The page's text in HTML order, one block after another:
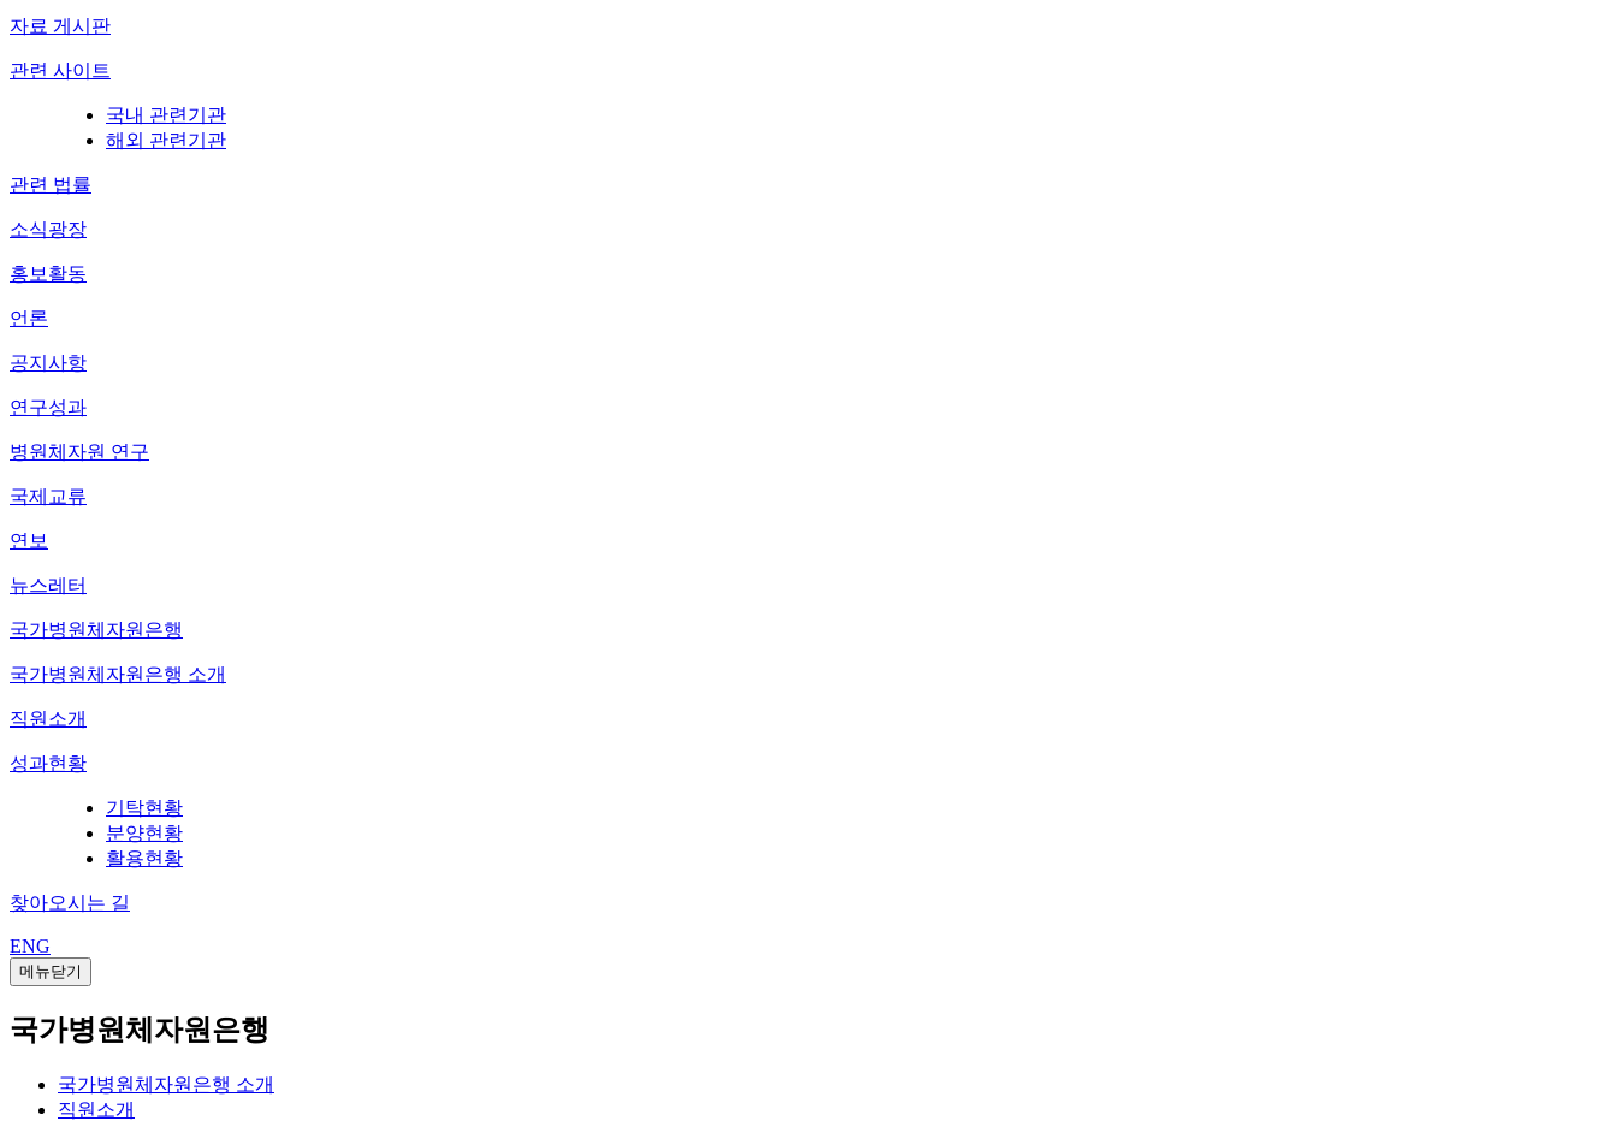
자료 게시판
관련 사이트
국내 관련기관
해외 관련기관
관련 법률
소식광장
홍보활동
언론
공지사항
연구성과
병원체자원 연구
국제교류
연보
뉴스레터
국가병원체자원은행
국가병원체자원은행 소개
직원소개
성과현황
기탁현황
분양현황
활용현황
찾아오시는 길
ENG
메뉴닫기
국가병원체자원은행
국가병원체자원은행 소개
직원소개